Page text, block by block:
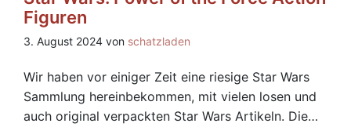
Figuren
3. August 2024 von schatzladen
Wir haben vor einiger Zeit eine riesige Star Wars
Sammlung hereinbekommen, mit vielen losen und
auch original verpackten Star Wars Artikeln. Die